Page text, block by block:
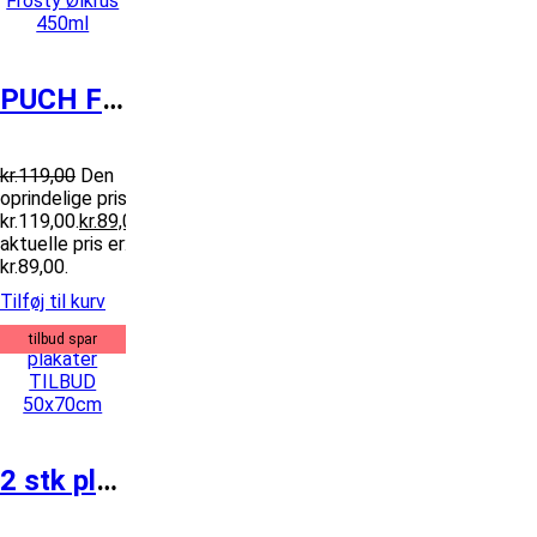
PUCH Frosty Ølkrus 450ml
kr.119,00 Den
oprindelige pris var:
kr.119,00.kr.89,00
aktuelle pris er:
kr.89,00.
Tilføj til kurv
tilbud spar
2 stk plakater TILBUD 50x70cm